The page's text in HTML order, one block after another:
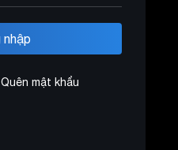
Quên mật khẩu